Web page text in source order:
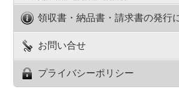
領収書・納品書・請求書の発行
お問い合せ
プライバシーポリシー